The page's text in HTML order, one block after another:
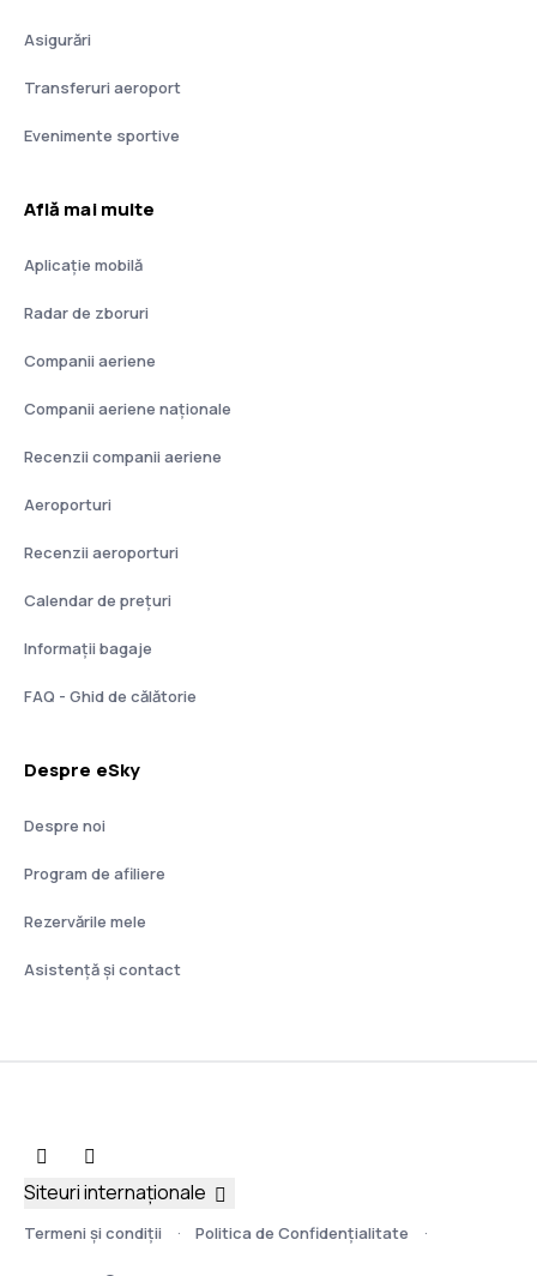
Asigurări
Transferuri aeroport
Evenimente sportive
Află mai multe
Aplicație mobilă
Radar de zboruri
Companii aeriene
Companii aeriene naţionale
Recenzii companii aeriene
Aeroporturi
Recenzii aeroporturi
Calendar de prețuri
Informații bagaje
FAQ - Ghid de călătorie
Despre eSky
Despre noi
Program de afiliere
Rezervările mele
Asistenţă şi contact
Termeni şi condiţii Politica de Confidențialitate
Siteuri internaționale